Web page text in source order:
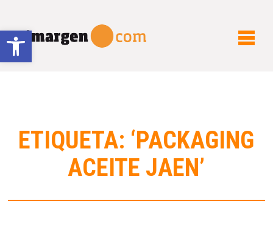
Abrir barra de herramientas
ETIQUETA: ‘PACKAGING
ACEITE JAEN’